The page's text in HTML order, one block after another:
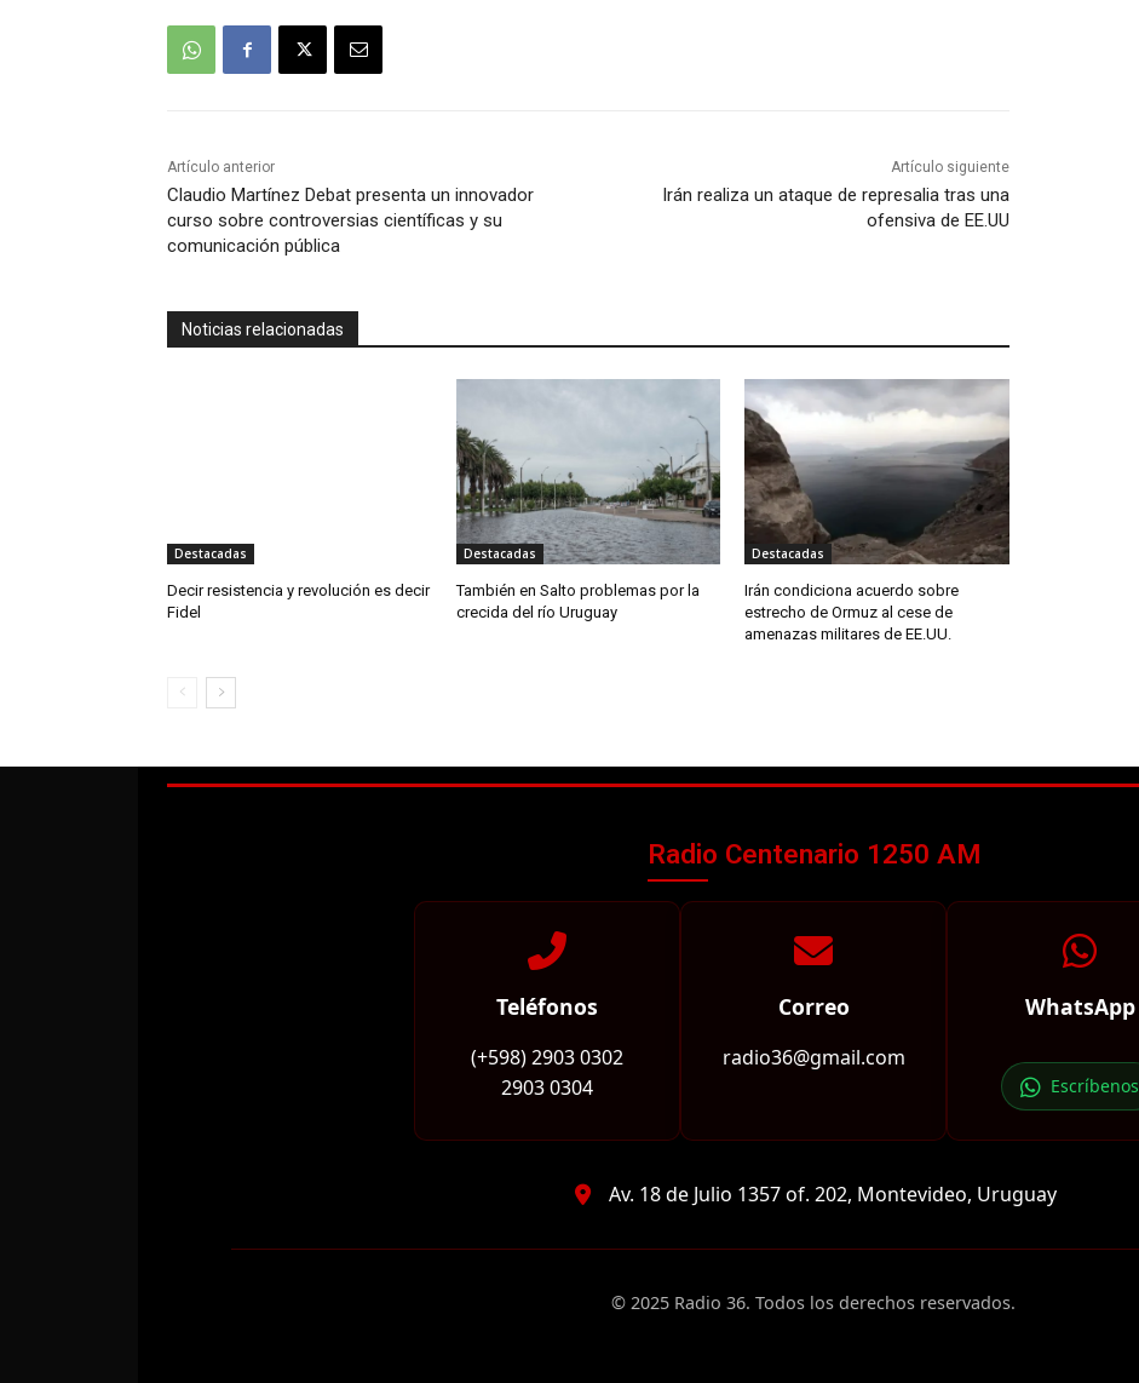
Artículo anterior
Claudio Martínez Debat presenta un innovador
curso sobre controversias científicas y su
comunicación pública
Artículo siguiente
Irán realiza un ataque de represalia tras una
ofensiva de EE.UU
Noticias relacionadas
Destacadas
Decir resistencia y revolución es decir
Fidel
Destacadas
También en Salto problemas por la
crecida del río Uruguay
Destacadas
Irán condiciona acuerdo sobre
estrecho de Ormuz al cese de
amenazas militares de EE.UU.
Radio Centenario 1250 AM
Teléfonos
(+598) 2903 0302
2903 0304
Correo
radio36@gmail.com
WhatsApp
Escríbenos
Av. 18 de Julio 1357 of. 202, Montevideo, Uruguay
© 2025 Radio 36. Todos los derechos reservados.